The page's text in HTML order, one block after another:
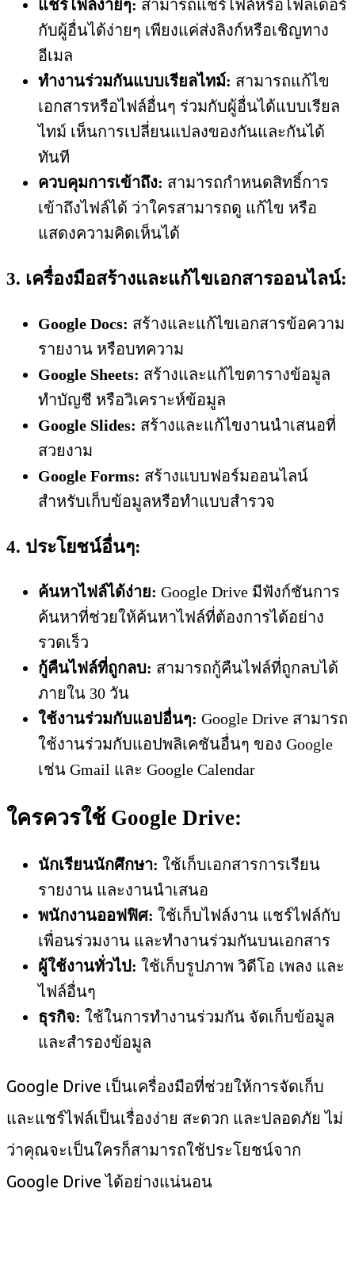
แชร์ไฟล์ง่ายๆ: สามารถแชร์ไฟล์หรือโฟลเดอร์
กับผู้อื่นได้ง่ายๆ เพียงแค่ส่งลิงก์หรือเชิญทาง
อีเมล
ทำงานร่วมกันแบบเรียลไทม์: สามารถแก้ไข
เอกสารหรือไฟล์อื่นๆ ร่วมกับผู้อื่นได้แบบเรียล
ไทม์ เห็นการเปลี่ยนแปลงของกันและกันได้
ทันที
ควบคุมการเข้าถึง: สามารถกำหนดสิทธิ์การ
เข้าถึงไฟล์ได้ ว่าใครสามารถดู แก้ไข หรือ
แสดงความคิดเห็นได้
3. เครื่องมือสร้างและแก้ไขเอกสารออนไลน์:
Google Docs: สร้างและแก้ไขเอกสารข้อความ
รายงาน หรือบทความ
Google Sheets: สร้างและแก้ไขตารางข้อมูล
ทำบัญชี หรือวิเคราะห์ข้อมูล
Google Slides: สร้างและแก้ไขงานนำเสนอที่
สวยงาม
Google Forms: สร้างแบบฟอร์มออนไลน์
สำหรับเก็บข้อมูลหรือทำแบบสำรวจ
4. ประโยชน์อื่นๆ:
ค้นหาไฟล์ได้ง่าย: Google Drive มีฟังก์ชันการ
ค้นหาที่ช่วยให้ค้นหาไฟล์ที่ต้องการได้อย่าง
รวดเร็ว
กู้คืนไฟล์ที่ถูกลบ: สามารถกู้คืนไฟล์ที่ถูกลบได้
ภายใน 30 วัน
ใช้งานร่วมกับแอปอื่นๆ: Google Drive สามารถ
ใช้งานร่วมกับแอปพลิเคชันอื่นๆ ของ Google
เช่น Gmail และ Google Calendar
ใครควรใช้ Google Drive:
นักเรียนนักศึกษา: ใช้เก็บเอกสารการเรียน
รายงาน และงานนำเสนอ
พนักงานออฟฟิศ: ใช้เก็บไฟล์งาน แชร์ไฟล์กับ
เพื่อนร่วมงาน และทำงานร่วมกันบนเอกสาร
ผู้ใช้งานทั่วไป: ใช้เก็บรูปภาพ วิดีโอ เพลง และ
ไฟล์อื่นๆ
ธุรกิจ: ใช้ในการทำงานร่วมกัน จัดเก็บข้อมูล
และสำรองข้อมูล
Google Drive เป็นเครื่องมือที่ช่วยให้การจัดเก็บ
และแชร์ไฟล์เป็นเรื่องง่าย สะดวก และปลอดภัย ไม่
ว่าคุณจะเป็นใครก็สามารถใช้ประโยชน์จาก
Google Drive ได้อย่างแน่นอน